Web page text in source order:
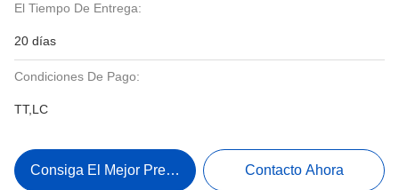
El Tiempo De Entrega:
20 días
Condiciones De Pago:
TT,LC
Consiga El Mejor Precio Contacto Ahora